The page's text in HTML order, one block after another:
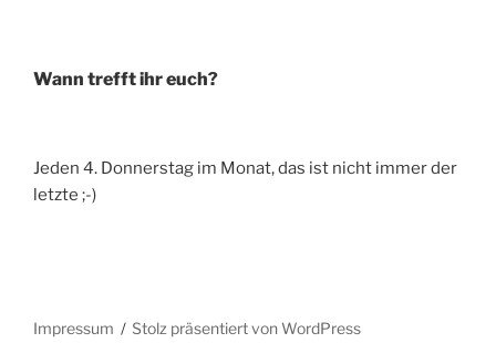
Wann trefft ihr euch?
Jeden 4. Donnerstag im Monat, das ist nicht immer der
letzte ;-)
Impressum Stolz präsentiert von WordPress